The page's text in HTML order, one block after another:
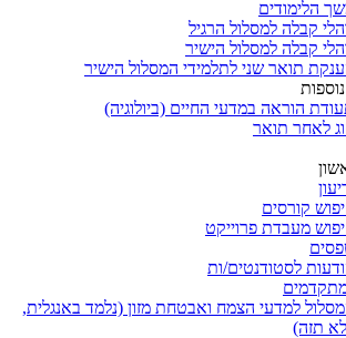
הלימודים
קבלה למסלול הרגיל
קבלה למסלול הישיר
תואר שני לתלמידי המסלול הישיר
הוראה במדעי החיים (ביולוגיה)
לאחר תואר
קורסים
מעבדת פרוייקט
לסטודנטים/ות
למדעי הצמח ואבטחת מזון (נלמד באנגלית,
תזה)